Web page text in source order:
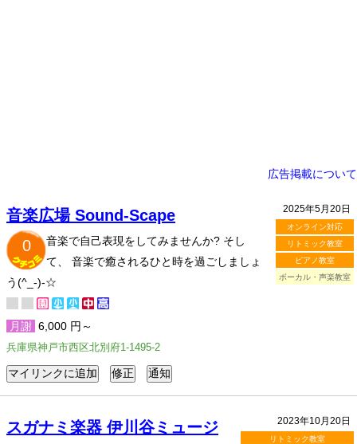
広告掲載について
2025年5月20日
オンライン対応
リトミック教室
ピアノ教室
ボーカル・声楽教室
音楽広場 Sound-Scape
0
音楽で自己表現をしてみませんか? そし
て、 音楽で癒されるひと時を過ごしましょ
う(^_-)-☆
月謝 6,000 円～
兵庫県神戸市西区北別府1-1495-2
2023年10月20日
リトミック教室
スガナミ楽器 伊川谷ミュージ